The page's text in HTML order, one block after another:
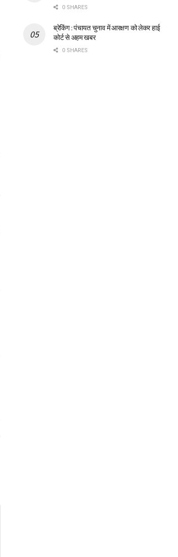
0 SHARES
ब्रेकिंग : पंचायत चुनाव में आरक्षण को लेकर हाई
कोर्ट से अहम खबर
0 SHARES